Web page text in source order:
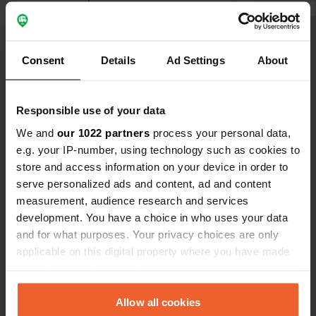
Consent Details Ad Settings About
Responsible use of your data
We and our 1022 partners process your personal data,
e.g. your IP-number, using technology such as cookies to
store and access information on your device in order to
serve personalized ads and content, ad and content
measurement, audience research and services
development. You have a choice in who uses your data
and for what purposes. Your privacy choices are only
applicable on this digital property where you have made
any time from the Cookie Declaration or by clicking on
the Privacy trigger icon.Allow all cookies
n'est pas toujours chaude. Il y a une
jolie petite piscine. Si vous arrivez
fermée, appelez le numéro indiqué.
On vous donnera le code d'accès et
vous permettra de trouver une place.
Es-tu déjà venu ici ?
Contact
Route de Limoux
09500, Mirepoix, France
Copie